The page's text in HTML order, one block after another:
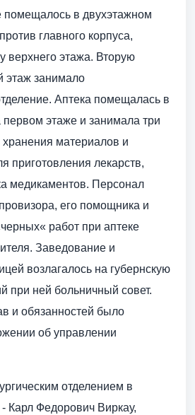
помещалось в двухэтажном
главного корпуса,
верхнего этажа. Вторую
этаж занимало
Аптека помещалась в
первом этаже и занимала три
материалов и
приготовления лекарств,
медикаментов. Персонал
его помощника и
работ при аптеке
Заведование и
возлагалось на губернскую
при ней больничный совет.
и обязанностей было
об управлении
отделением в
Карл Федорович Виркау,